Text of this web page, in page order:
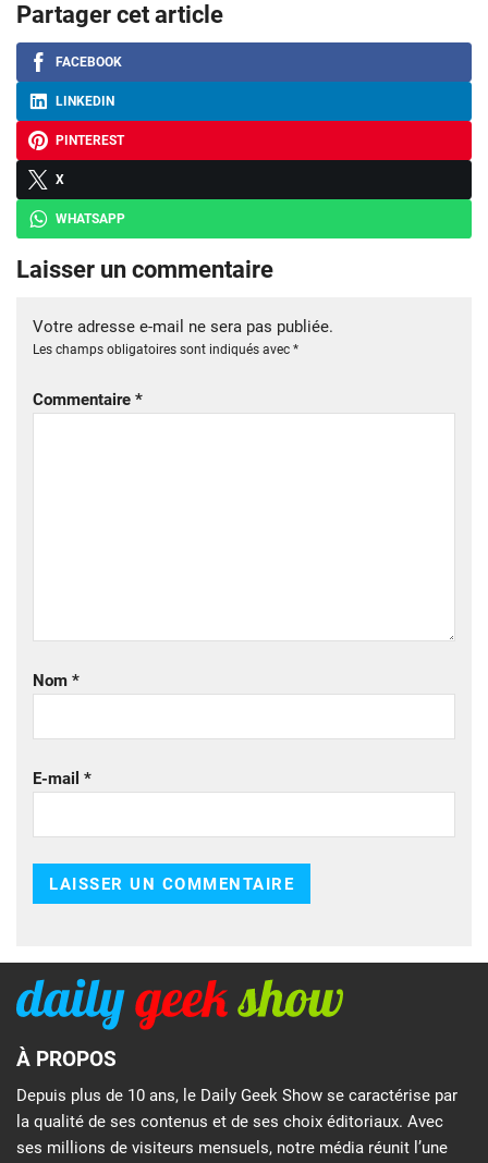
Partager cet article
FACEBOOK
LINKEDIN
PINTEREST
X
WHATSAPP
Laisser un commentaire
Votre adresse e-mail ne sera pas publiée.
Les champs obligatoires sont indiqués avec *
Commentaire *
Nom *
E-mail *
À PROPOS
Depuis plus de 10 ans, le Daily Geek Show se caractérise par
la qualité de ses contenus et de ses choix éditoriaux. Avec
ses millions de visiteurs mensuels, notre média réunit l’une